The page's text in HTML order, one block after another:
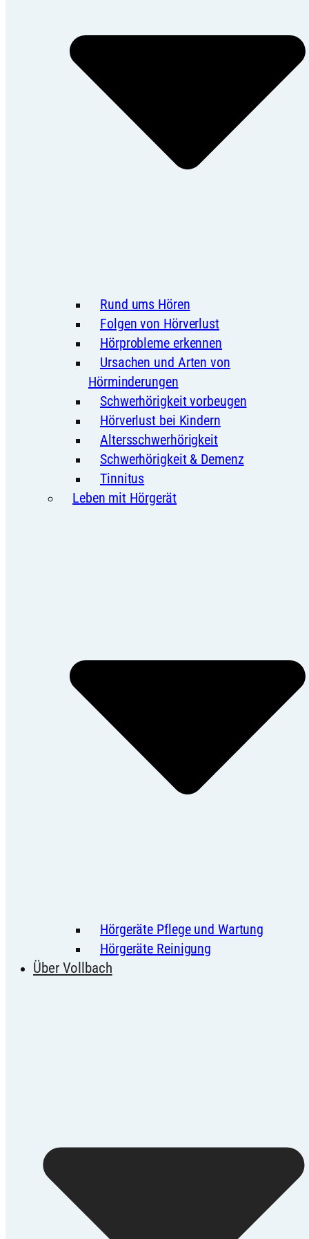
Rund ums Hören
Folgen von Hörverlust
Hörprobleme erkennen
Ursachen und Arten von
Hörminderungen
Schwerhörigkeit vorbeugen
Hörverlust bei Kindern
Altersschwerhörigkeit
Schwerhörigkeit & Demenz
Tinnitus
Leben mit Hörgerät
Hörgeräte Pflege und Wartung
Hörgeräte Reinigung
Über Vollbach